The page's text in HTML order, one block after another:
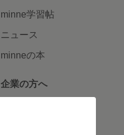
minne学習帖
ニュース
minneの本
企業の方へ